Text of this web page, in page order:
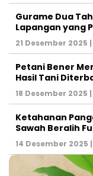
Gurame Dua
Lapangan yang
21 Desember 2025 |
Petani Bener
Hasil Tani
18 Desember 2025 |
Ketahanan
Sawah Beralih
14 Desember 2025 |